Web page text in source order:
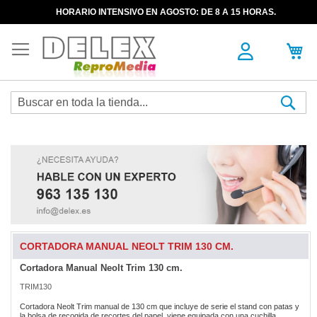
HORARIO INTENSIVO EN AGOSTO: DE 8 A 15 HORAS.
CORTADORA MANUAL NEOLT TRIM 130 CM.
Cortadora Manual Neolt Trim 130 cm.
TRIM130
Cortadora Neolt Trim manual de 130 cm que incluye de serie el stand con patas y
Skip
the
end
Skip
the
beginning